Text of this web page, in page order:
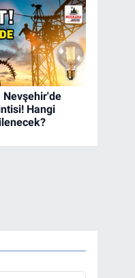
Nevşehir'de
Hangi